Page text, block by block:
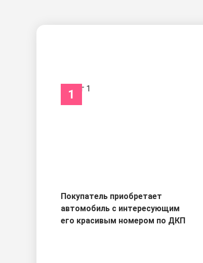
1
Покупатель приобретает
автомобиль с интересующим
его красивым номером по ДКП